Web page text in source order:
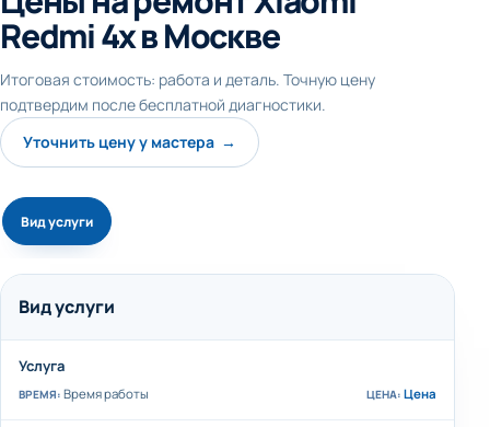
Redmi 4x в Москве
Итоговая стоимость: работа и деталь. Точную цену
подтвердим после бесплатной диагностики.
Уточнить цену у мастера →
Вид услуги
Вид услуги
Услуга
Время работы Цена